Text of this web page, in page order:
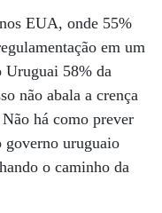
EUA, onde 55%
em um
Uruguai 58% da
não abala a crença
há como prever
governo uruguaio
o caminho da